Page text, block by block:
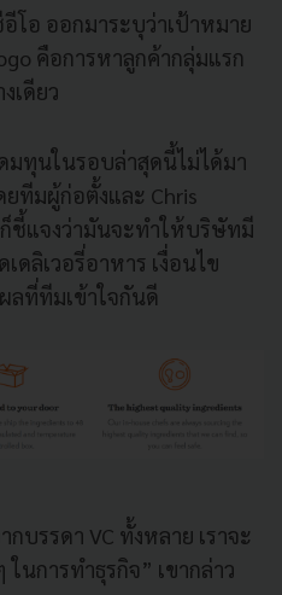
โอ ออกมาระบุว่าเป้าหมาย
คือการหาลูกค้ากลุ่มแรก
เดียว
มทุนในรอบล่าสุดนี้ไม่ได้มา
ทีมผู้ก่อตั้งและ Chris
ก็ชี้แจงว่ามันจะทำให้บริษัทมี
ดลิเวอรี่อาหาร เงื่อนไข
ลที่ทีมเข้าใจกันดี
กบรรดา VC ทั้งหลาย เราจะ
นการทำธุรกิจ” เขากล่าว